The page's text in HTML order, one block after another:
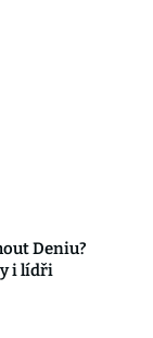
Deniu?
i lídři